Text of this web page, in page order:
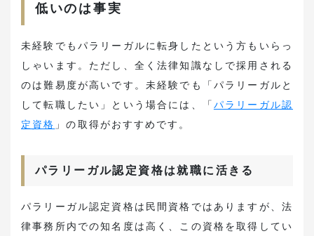
低いのは事実
未経験でもパラリーガルに転身したという方もいらっ
しゃいます。ただし、全く法律知識なしで採用される
のは難易度が高いです。未経験でも「パラリーガルと
して転職したい」という場合には、「 パラリーガル認
定資格 」の取得がおすすめです。
パラリーガル認定資格は就職に活きる
パラリーガル認定資格は民間資格ではありますが、法
律事務所内での知名度は高く、この資格を取得してい